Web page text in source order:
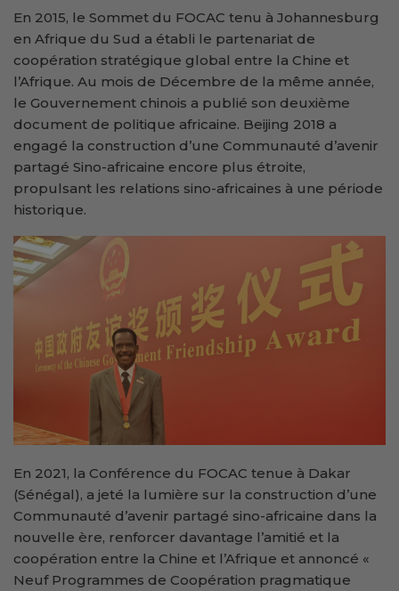
En 2015, le Sommet du FOCAC tenu à Johannesburg
en Afrique du Sud a établi le partenariat de
coopération stratégique global entre la Chine et
l’Afrique. Au mois de Décembre de la même année,
le Gouvernement chinois a publié son deuxième
document de politique africaine. Beijing 2018 a
engagé la construction d’une Communauté d’avenir
partagé Sino-africaine encore plus étroite,
propulsant les relations sino-africaines à une période
historique.
En 2021, la Conférence du FOCAC tenue à Dakar
(Sénégal), a jeté la lumière sur la construction d’une
Communauté d’avenir partagé sino-africaine dans la
nouvelle ère, renforcer davantage l’amitié et la
coopération entre la Chine et l’Afrique et annoncé «
Neuf Programmes de Coopération pragmatique